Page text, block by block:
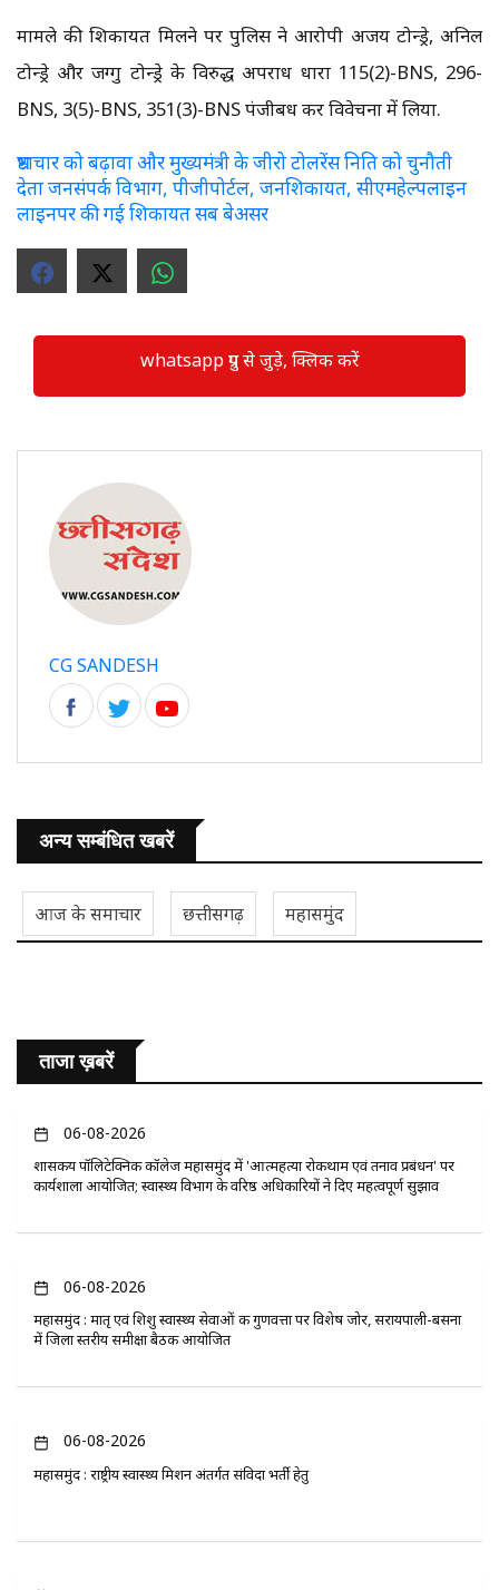
मामले की शिकायत मिलने पर पुलिस ने आरोपी अजय टोन्ड्रे, अनिल
टोन्‍ड्रे और जग्गु टोन्ड्रे के विरुद्ध अपराध धारा 115(2)-BNS, 296-
BNS, 3(5)-BNS, 351(3)-BNS पंजीबध कर विवेचना में लिया.
भ्रष्टाचार को बढ़ावा और मुख्यमंत्री के जीरो टोलरेंस निति को चुनौती
देता जनसंपर्क विभाग, पीजीपोर्टल, जनशिकायत, सीएमहेल्पलाइन
लाइनपर की गई शिकायत सब बेअसर
whatsapp ग्रुप से जुड़े, क्लिक करें
CG SANDESH
अन्य सम्बंधित खबरें
आज के समाचार छत्तीसगढ़ महासमुंद
ताजा ख़बरें
06-08-2026
​शासकीय पॉलिटेक्निक कॉलेज महासमुंद में 'आत्महत्या रोकथाम एवं तनाव प्रबंधन' पर
कार्यशाला आयोजित; स्वास्थ्य विभाग के वरिष्ठ अधिकारियों ने दिए महत्वपूर्ण सुझाव
06-08-2026
महासमुंद : मातृ एवं शिशु स्वास्थ्य सेवाओं की गुणवत्ता पर विशेष जोर, सरायपाली-बसना
में जिला स्तरीय समीक्षा बैठक आयोजित
06-08-2026
महासमुंद : राष्ट्रीय स्वास्थ्य मिशन अंतर्गत संविदा भर्ती हेतु